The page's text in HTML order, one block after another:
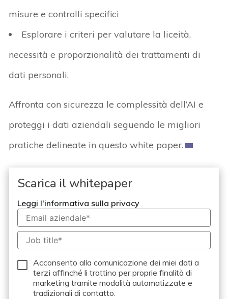
misure e controlli specifici
Esplorare i criteri per valutare la liceità,
necessità e proporzionalità dei trattamenti di
dati personali.
Affronta con sicurezza le complessità dell’AI e
proteggi i dati aziendali seguendo le migliori
pratiche delineate in questo white paper.
Scarica il whitepaper
Leggi l'informativa sulla privacy
Acconsento alla comunicazione dei miei dati a
terzi affinché li trattino per proprie finalità di
marketing tramite modalità automatizzate e
tradizionali di contatto.